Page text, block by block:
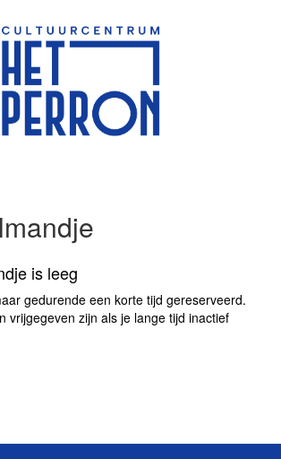
is leeg
gedurende een korte tijd gereserveerd.
vrijgegeven zijn als je lange tijd inactief